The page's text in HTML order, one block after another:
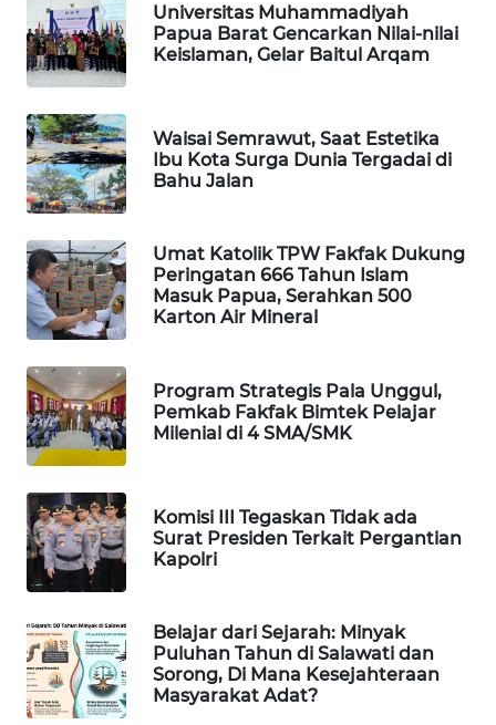
Universitas Muhammadiyah
Papua Barat Gencarkan Nilai-nilai
Keislaman, Gelar Baitul Arqam
Waisai Semrawut, Saat Estetika
Ibu Kota Surga Dunia Tergadai di
Bahu Jalan
Umat Katolik TPW Fakfak Dukung
Peringatan 666 Tahun Islam
Masuk Papua, Serahkan 500
Karton Air Mineral
Program Strategis Pala Unggul,
Pemkab Fakfak Bimtek Pelajar
Milenial di 4 SMA/SMK
Komisi III Tegaskan Tidak ada
Surat Presiden Terkait Pergantian
Kapolri
Belajar dari Sejarah: Minyak
Puluhan Tahun di Salawati dan
Sorong, Di Mana Kesejahteraan
Masyarakat Adat?
LKKI
KOPEKLIN
PORTAL
KONSUMEN
ALPERKLINAS
TAMBANG
NEWS
SITUNGIR
NEWS
SIDIKALANG
NEWS
SIBARAGAS
NEWS